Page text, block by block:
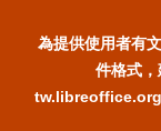
為提供使用者有
件格式